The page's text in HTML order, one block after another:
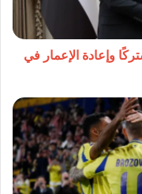
وإعادة الإعمار في